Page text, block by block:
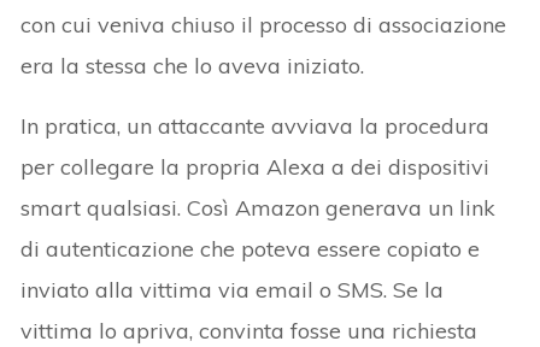
con cui veniva chiuso il processo di associazione
era la stessa che lo aveva iniziato.
In pratica, un attaccante avviava la procedura
per collegare la propria Alexa a dei dispositivi
smart qualsiasi. Così Amazon generava un link
di autenticazione che poteva essere copiato e
inviato alla vittima via email o SMS. Se la
vittima lo apriva, convinta fosse una richiesta